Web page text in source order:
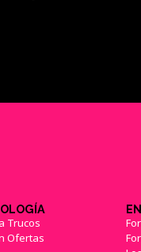
Trucos
Ofertas